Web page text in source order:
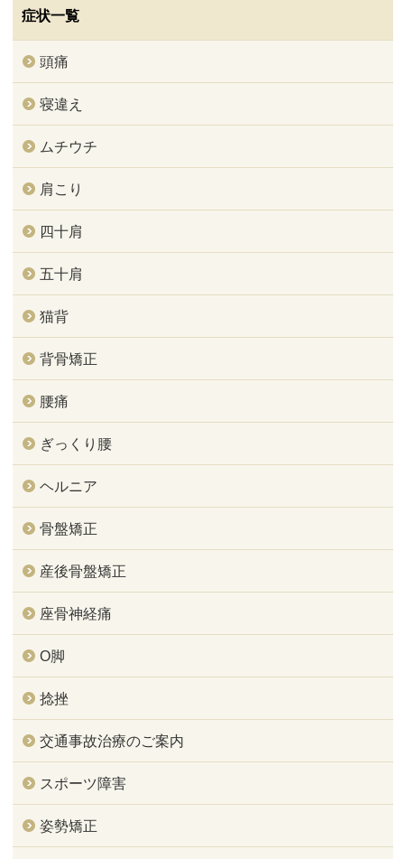
症状一覧
頭痛
寝違え
ムチウチ
肩こり
四十肩
五十肩
猫背
背骨矯正
腰痛
ぎっくり腰
ヘルニア
骨盤矯正
産後骨盤矯正
座骨神経痛
O脚
捻挫
交通事故治療のご案内
スポーツ障害
姿勢矯正